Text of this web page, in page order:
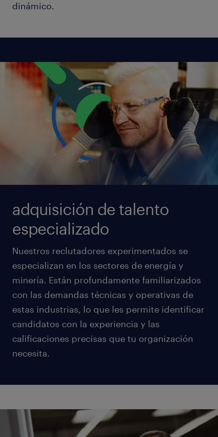
dinámico.
adquisición de talento
especializado
Nuestros reclutadores experimentados se
especializan en los sectores de energía y
minería. Están profundamente familiarizados
con las demandas técnicas y operativas de
estas industrias, lo que les permite identificar
candidatos con la experiencia y las
calificaciones precisas que tu organización
necesita.